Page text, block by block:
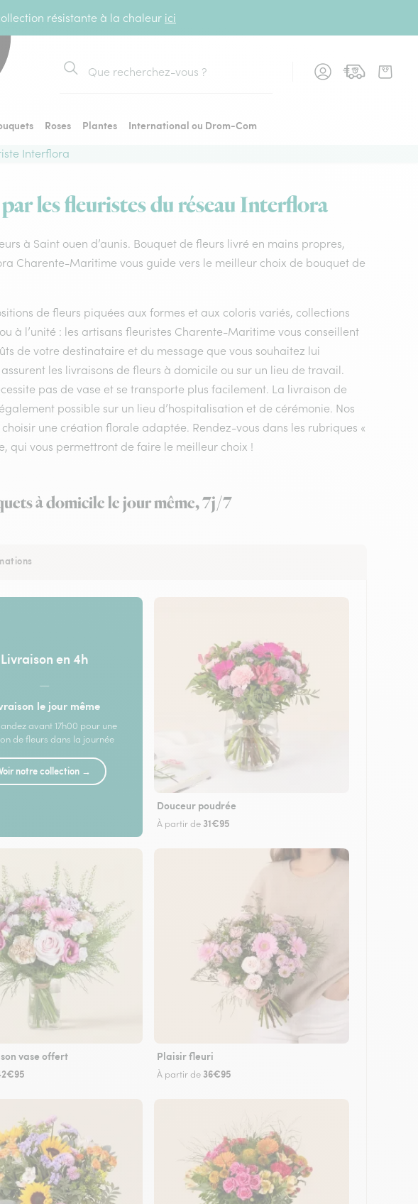
résistante à la chaleur ici
Rechercher
Roses Plantes
International ou Drom-Com
Interflora
les fleuristes du réseau Interflora
à Saint ouen d’aunis. Bouquet de fleurs livré en mains propres,
Charente-Maritime vous guide vers le meilleur choix de bouquet de
de fleurs piquées aux formes et aux coloris variés, collections
à l’unité : les artisans fleuristes Charente-Maritime vous conseillent
de votre destinataire et du message que vous souhaitez lui
les livraisons de fleurs à domicile ou sur un lieu de travail.
pas de vase et se transporte plus facilement. La livraison de
possible sur un lieu d’hospitalisation et de cérémonie. Nos
une création florale adaptée. Rendez-vous dans les rubriques «
qui vous permettront de faire le meilleur choix !
à domicile le jour même, 7j/7
Livraison en 4h
—
le jour même
avant 17h00 pour une
de fleurs dans la journée
notre collection →
Douceur poudrée
À partir de 31€95
vase offert Plaisir fleuri
À partir de 36€95